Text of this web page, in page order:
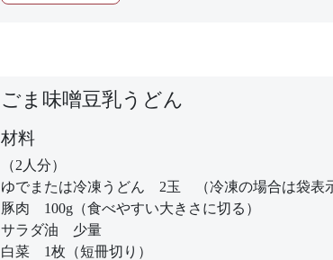
ごま味噌豆乳うどん
材料
（2人分）
ゆでまたは冷凍うどん 2玉 （冷凍の場合は袋表
豚肉 100g（食べやすい大きさに切る）
サラダ油 少量
白菜 1枚（短冊切り）